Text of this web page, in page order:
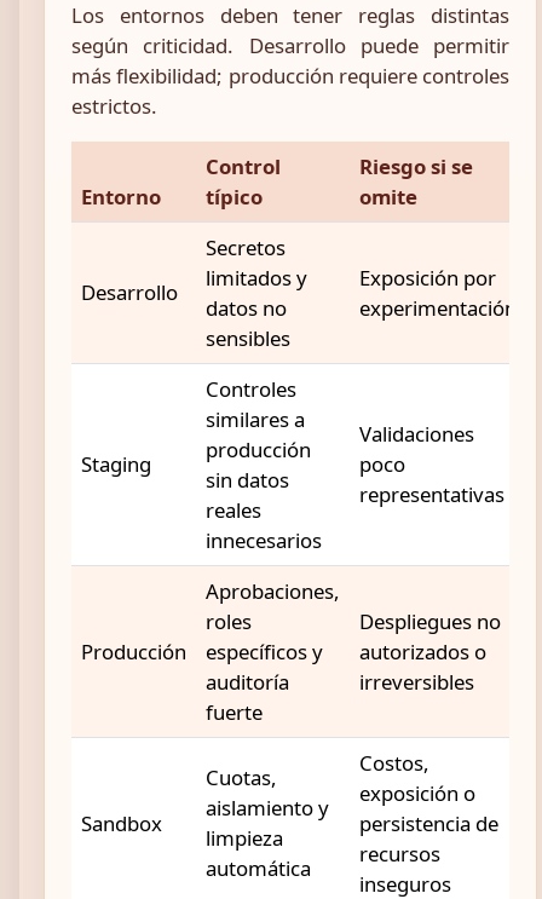
Los entornos deben tener reglas distintas
según criticidad. Desarrollo puede permitir
más flexibilidad; producción requiere controles
estrictos.
Entorno
Control
típico
Riesgo si se
omite
Desarrollo
Secretos
limitados y
datos no
sensibles
Exposición por
experimentación
Staging
Controles
similares a
producción
sin datos
reales
innecesarios
Validaciones
poco
representativas
Producción
Aprobaciones,
roles
específicos y
auditoría
fuerte
Despliegues no
autorizados o
irreversibles
Sandbox
Cuotas,
aislamiento y
limpieza
automática
Costos,
exposición o
persistencia de
recursos
inseguros